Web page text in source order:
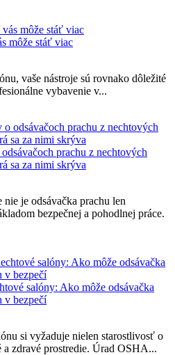
môže stáť viac
vaše nástroje sú rovnako dôležité
vybavenie v...
prachu z nechtových
sa za nimi skrýva
je odsávačka prachu len
bezpečnej a pohodlnej práce.
salóny: Ako môže odsávačka
v bezpečí
si vyžaduje nielen starostlivosť o
a zdravé prostredie. Úrad OSHA...